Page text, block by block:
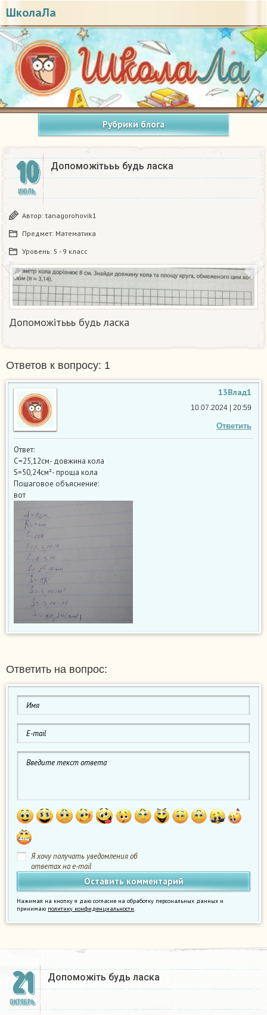
ШколаЛа
Рубрики блога
10
ИЮЛЬ
Допоможітььь будь ласка
Автор: tanagorohovik1
Предмет: Математика
Уровень: 5 - 9 класс
Допоможітььь будь ласка
Ответов к вопросу: 1
13Влад1
Ответить
10.07.2024 | 20:59
Ответ:
С=25,12см- довжина кола
S=50,24см²- проща кола
Пошаговое объяснение:
вот
Ответить на вопрос:
Я хочу получать уведомления об
ответах на e-mail
Нажимая на кнопку я даю согласие на обработку персональных данных и
принимаю политику конфиденциальности.
21
ОКТЯБРЬ
Допоможіть будь ласка